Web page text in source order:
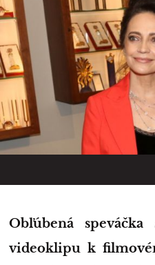
Obľúbená speváčka sa objavila na krste
videoklipu k